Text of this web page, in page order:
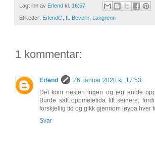
Lagt inn av Erlend kl. 16:57
Etiketter: ErlendG IL Bevern Langrenn
1 kommentar:
Erlend
26. januar 2020 kl. 17:53
Det kom nesten ingen og jeg endte
Burde satt oppmøtetida litt seinere,
forskjellig tid og gikk gjennom løypa hver
Svar